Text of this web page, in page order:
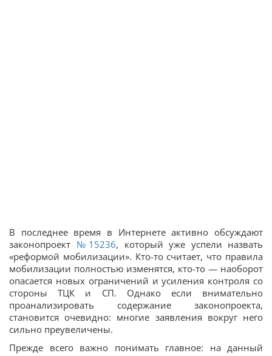
В последнее время в Интернете активно обсуждают
законопроект №15236, который уже успели назвать
«реформой мобилизации». Кто-то считает, что правила
мобилизации полностью изменятся, кто-то — наоборот
опасается новых ограничений и усиления контроля со
стороны ТЦК и СП. Однако если внимательно
проанализировать содержание законопроекта,
становится очевидно: многие заявления вокруг него
сильно преувеличены.
Прежде всего важно понимать главное: на данный